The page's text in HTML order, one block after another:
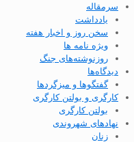
سرمقاله
یادداشت
سخن روز و اخبار هفته
ویژه نامه ها
روزنوشته‌های جنگ
دیدگاه‌ها
گفتگوها و میزگردها
کارگری و بولتن کارگری
بولتن کارگری
نهادهای شهروندی
زنان